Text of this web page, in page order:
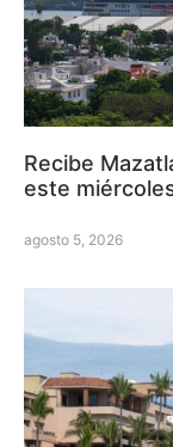
Recibe
este
agosto 5, 2026